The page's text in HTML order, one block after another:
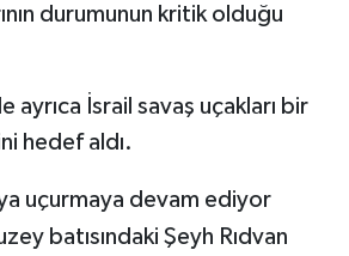
durumunun kritik olduğu
ayrıca İsrail savaş uçakları bir
hedef aldı.
uçurmaya devam ediyor
batısındaki Şeyh Rıdvan